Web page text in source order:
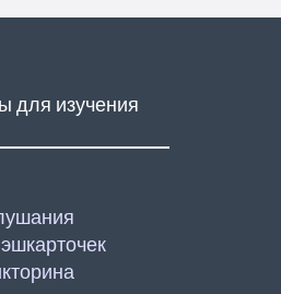
для изучения